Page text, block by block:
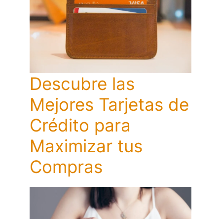
Descubre las
Mejores Tarjetas de
Crédito para
Maximizar tus
Compras